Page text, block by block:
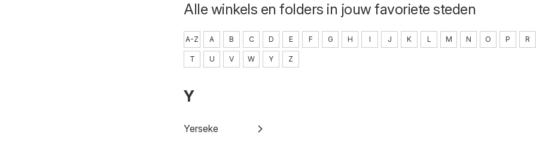
Alle winkels en folders in jouw favoriete steden
A-Z A B C D E F G H I J K L M N O P R
T U V W Y Z
Y
Yerseke